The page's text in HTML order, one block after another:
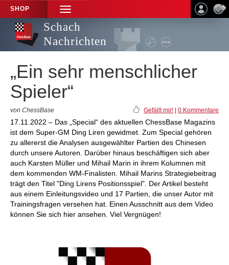
SHOP
TOGGLE
NAVIGATION
Schach
Nachrichten
„Ein sehr menschlicher
Spieler“
von ChessBase Gefällt mir! 0 Kommentare
17.11.2022 – Das „Special“ des aktuellen ChessBase Magazins
ist dem Super-GM Ding Liren gewidmet. Zum Special gehören
zu allererst die Analysen ausgewählter Partien des Chinesen
durch unsere Autoren. Darüber hinaus beschäftigen sich aber
auch Karsten Müller und Mihail Marin in ihrem Kolumnen mit
dem kommenden WM-Finalisten. Mihail Marins Strategiebeitrag
trägt den Titel "Ding Lirens Positionsspiel". Der Artikel besteht
aus einem Einleitungsvideo und 17 Partien, die unser Autor mit
Trainingsfragen versehen hat. Einen Ausschnitt aus dem Video
können Sie sich hier ansehen. Viel Vergnügen!